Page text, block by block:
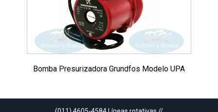
Bomba Presurizadora Grundfos Modelo UPA